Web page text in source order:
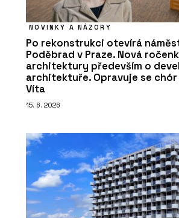
NOVINKY A NÁZORY
Po rekonstrukci otevírá
Poděbrad v Praze. Nová
architektury především o
architektuře. Opravuje se
Víta
15. 6. 2026